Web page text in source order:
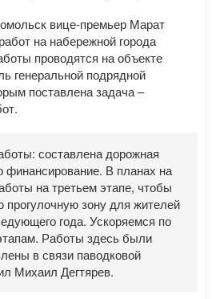
вице-премьер Марат
на набережной города
проводятся на объекте
генеральной подрядной
поставлена задача –
составлена дорожная
финансирование. В планах на
на третьем этапе, чтобы
прогулочную зону для жителей
года. Ускоряемся по
Работы здесь были
в связи паводковой
Михаил Дегтярев.